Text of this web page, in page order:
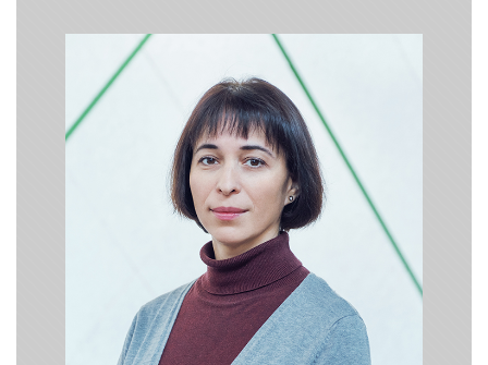
Юлія Павленко
/ Вчителька
літератури, докторка
філологічних наук /
Відкрий силу свого таланту вже сьогодні
- майбутнє в твоїх руках!